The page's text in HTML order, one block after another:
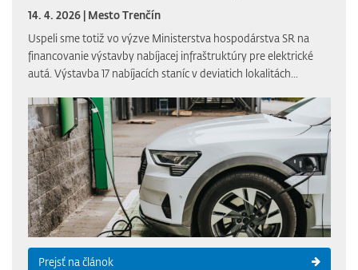
14. 4. 2026 | Mesto Trenčín
Uspeli sme totiž vo výzve Ministerstva hospodárstva SR na
financovanie výstavby nabíjacej infraštruktúry pre elektrické
autá. Výstavba 17 nabíjacích staníc v deviatich lokalitách...
Prejsť na článok